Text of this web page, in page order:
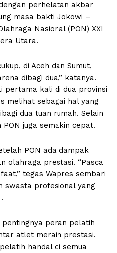
perhelatan akbar
masa bakti Jokowi –
Nasional (PON) XXI
Utara.
di Aceh dan Sumut,
dibagi dua,” katanya.
pertama kali di dua provinsi
melihat sebagai hal yang
dua tuan rumah. Selain
juga semakin cepat.
PON ada dampak
olahraga prestasi. “Pasca
tegas Wapres sembari
swasta profesional yang
pentingnya peran pelatih
atlet meraih prestasi.
handal di semua